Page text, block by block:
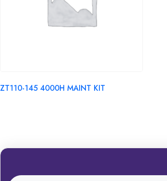
ZT110-145 4000H MAINT KIT